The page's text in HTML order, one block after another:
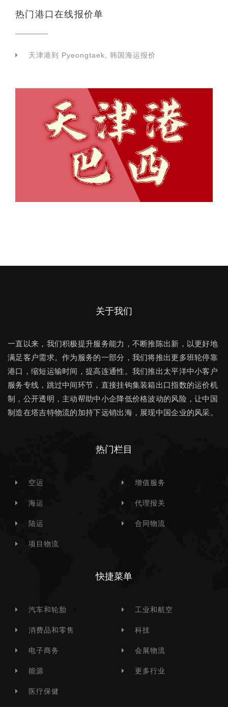
热门港口在线报价单
天津港到 Pyeongtaek, 韩国海运报价
关于我们
一直以来，我们积极提升服务能力，不断推陈出新，以更好地
满足客户需求。作为服务的一部分，我们将推出更多班轮停靠
港口，缩短运输时间，提高连通性。我们推出太平洋中小客户
服务专线，跳过中间环节，直接挂钩集装箱出口指数的运价机
制，公开透明，主动帮助中小企降低价格波动的风险，让中国
制造在塔吉特物流的加持下远销出海，展现中国企业的风采。
热门栏目
空运
海运
陆运
项目物流
增值服务
代理报关
合同物流
快捷菜单
汽车和轮胎
消费品和零售
电子商务
能源
医疗保健
工业和航空
科技
会展物流
更多行业